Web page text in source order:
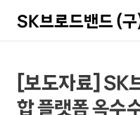
SK브로드밴드 (
상
세
본
문
[보도자료] SK
합 플랫폼 옥수